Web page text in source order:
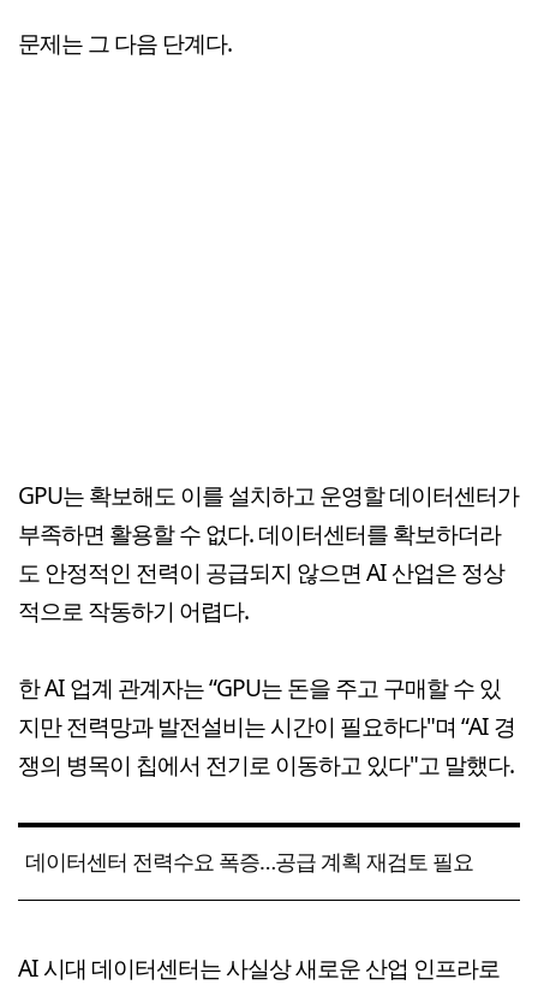
문제는 그 다음 단계다.
GPU는 확보해도 이를 설치하고 운영할 데이터센터가
부족하면 활용할 수 없다. 데이터센터를 확보하더라
도 안정적인 전력이 공급되지 않으면 AI 산업은 정상
적으로 작동하기 어렵다.
한 AI 업계 관계자는 “GPU는 돈을 주고 구매할 수 있
지만 전력망과 발전설비는 시간이 필요하다"며 “AI 경
쟁의 병목이 칩에서 전기로 이동하고 있다"고 말했다.
데이터센터 전력수요 폭증…공급 계획 재검토 필요
AI 시대 데이터센터는 사실상 새로운 산업 인프라로